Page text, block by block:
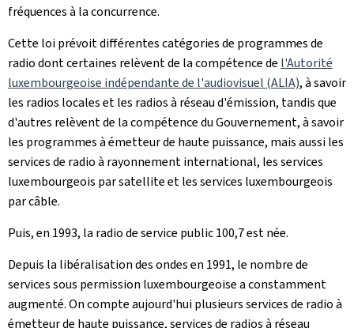
fréquences à la concurrence.
Cette loi prévoit différentes catégories de programmes de
radio dont certaines relèvent de la compétence de l'Autorité
luxembourgeoise indépendante de l'audiovisuel (ALIA), à savoir
les radios locales et les radios à réseau d'émission, tandis que
d'autres relèvent de la compétence du Gouvernement, à savoir
les programmes à émetteur de haute puissance, mais aussi les
services de radio à rayonnement international, les services
luxembourgeois par satellite et les services luxembourgeois
par câble.
Puis, en 1993, la radio de service public 100,7 est née.
Depuis la libéralisation des ondes en 1991, le nombre de
services sous permission luxembourgeoise a constamment
augmenté. On compte aujourd'hui plusieurs services de radio à
émetteur de haute puissance, services de radios à réseau